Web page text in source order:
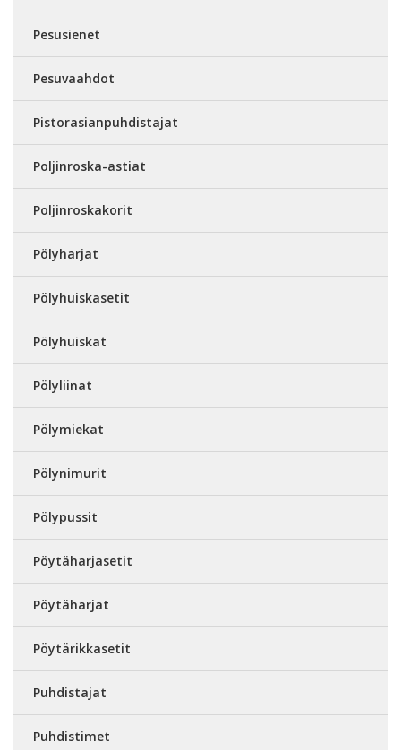
Pesusienet
Pesuvaahdot
Pistorasianpuhdistajat
Poljinroska-astiat
Poljinroskakorit
Pölyharjat
Pölyhuiskasetit
Pölyhuiskat
Pölyliinat
Pölymiekat
Pölynimurit
Pölypussit
Pöytäharjasetit
Pöytäharjat
Pöytärikkasetit
Puhdistajat
Puhdistimet